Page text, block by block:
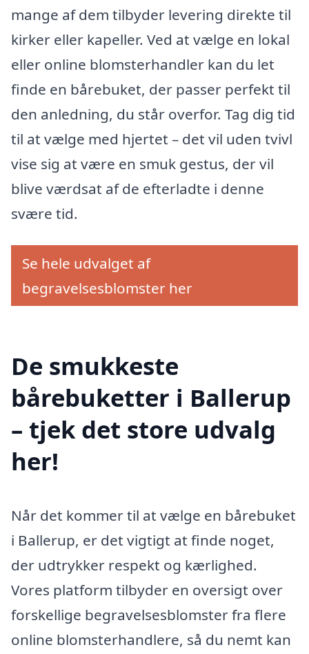
mange af dem tilbyder levering direkte til
kirker eller kapeller. Ved at vælge en lokal
eller online blomsterhandler kan du let
finde en bårebuket, der passer perfekt til
den anledning, du står overfor. Tag dig tid
til at vælge med hjertet – det vil uden tvivl
vise sig at være en smuk gestus, der vil
blive værdsat af de efterladte i denne
svære tid.
Se hele udvalget af
begravelsesblomster her
De smukkeste
bårebuketter i Ballerup
– tjek det store udvalg
her!
Når det kommer til at vælge en bårebuket
i Ballerup, er det vigtigt at finde noget,
der udtrykker respekt og kærlighed.
Vores platform tilbyder en oversigt over
forskellige begravelsesblomster fra flere
online blomsterhandlere, så du nemt kan